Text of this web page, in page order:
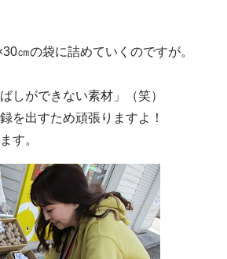
㎝の袋に詰めていくのですが。
しができない素材」（笑）
を出すため頑張りますよ！
す。